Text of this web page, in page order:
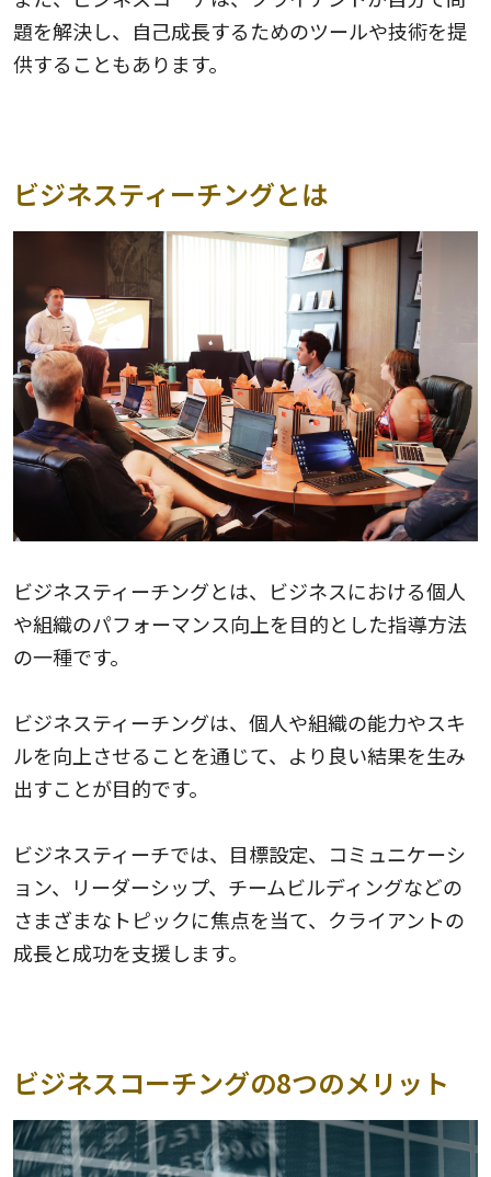
題を解決し、自己成長するためのツールや技術を提
供することもあります。
ビジネスティーチングとは
ビジネスティーチングとは、ビジネスにおける個人
や組織のパフォーマンス向上を目的とした指導方法
の一種です。
ビジネスティーチングは、個人や組織の能力やスキ
ルを向上させることを通じて、より良い結果を生み
出すことが目的です。
ビジネスティーチでは、目標設定、コミュニケーシ
ョン、リーダーシップ、チームビルディングなどの
さまざまなトピックに焦点を当て、クライアントの
成長と成功を支援します。
ビジネスコーチングの8つのメリット